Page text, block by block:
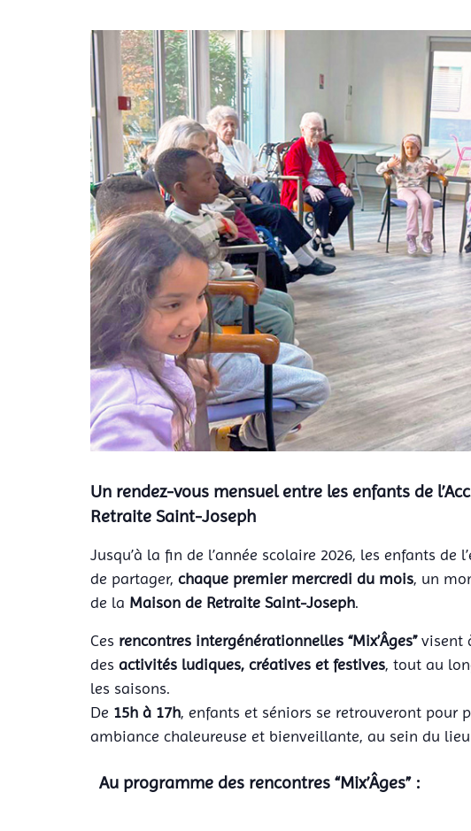
Un rendez-vous mensuel entre les enfants de
Retraite Saint-Joseph
Jusqu’à la fin de l’année scolaire 2026, les enfants de
de partager, chaque premier mercredi du mois, un
de la Maison de Retraite Saint-Joseph.
Ces rencontres intergénérationnelles “Mix’Âges”visent
des activités ludiques, créatives et festives, tout au
les saisons.
De 15h à 17h, enfants et séniors se retrouveront pour
ambiance chaleureuse et bienveillante, au sein du
Au programme des rencontres “Mix’Âges” :